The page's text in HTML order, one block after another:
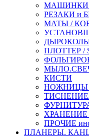
МАШИНКИ
РЕЗАКИ и
МАТЫ /
ДЫРОКОЛЫ
ПЛОТТЕР /
КИСТИ
НОЖНИЦЫ /
ТИСНЕНИЕ/
ХРАНЕНИЕ
ПРОЧИЕ
ПЛАНЕРЫ.